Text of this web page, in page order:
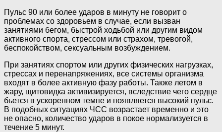
Пульс 90 или более ударов в минуту не говорит о
проблемах со здоровьем в случае, если вызван
занятиями бегом, быстрой ходьбой или другим видом
активного спорта, стрессом или страхом, тревогой,
беспокойством, сексуальным возбуждением.
При занятиях спортом или других физических нагрузках,
стрессах и перенапряжениях, все системы организма
входят в более активную фазу работы. Также летом в
жару, щитовидка активизируется, вследствие чего сердце
бьется в ускоренном темпе и появляется высокий пульс.
В подобных ситуациях ЧСС возрастает временно и это
не опасно, количество ударов в покое нормализуется в
течение 5 минут.